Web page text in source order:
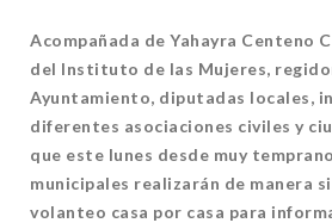
Acompañada de Yahayra Centeno
del Instituto de las Mujeres,
Ayuntamiento, diputadas locales,
diferentes asociaciones civiles y
que este lunes desde muy
municipales realizarán de manera
volanteo casa por casa para